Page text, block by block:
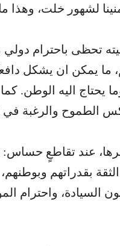
لشهور خلت، وهذا
تحظى باحترام
ما يمكن ان يشكل
وما يحتاج اليه الوطن.
الطموح والرغبة
عند تقاطعٍ حساس:
بقدراتهم
واحترام